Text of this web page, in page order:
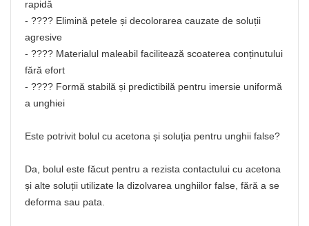
rapidă
- ???? Elimină petele și decolorarea cauzate de soluții
agresive
- ????️ Materialul maleabil facilitează scoaterea conținutului
fără efort
- ???? Formă stabilă și predictibilă pentru imersie uniformă
a unghiei
Este potrivit bolul cu acetona și soluția pentru unghii false?
Da, bolul este făcut pentru a rezista contactului cu acetona
și alte soluții utilizate la dizolvarea unghiilor false, fără a se
deforma sau pata.